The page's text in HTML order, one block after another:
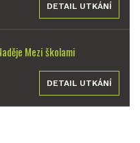
DETAIL UTKÁNÍ
Mezi školami
DETAIL UTKÁNÍ